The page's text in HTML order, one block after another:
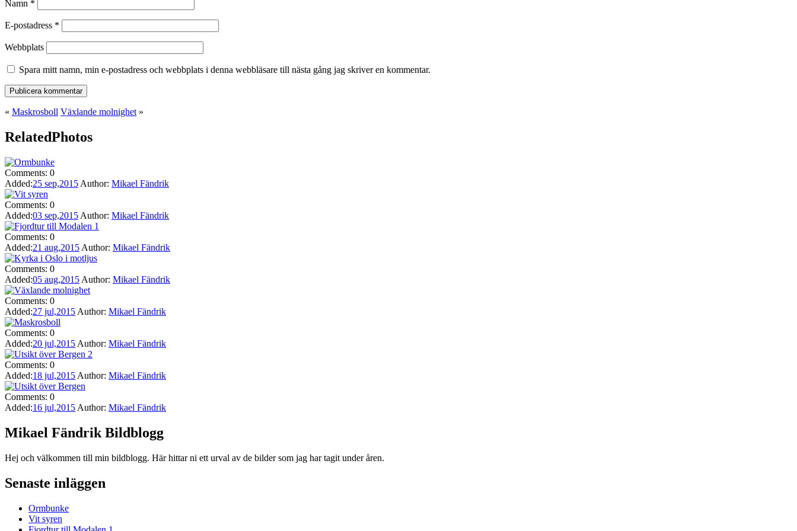
Namn *
E-postadress *
Webbplats
Spara mitt namn, min e-postadress och webbplats i denna webbläsare till nästa gång jag skriver en kommentar.
« Maskrosboll Växlande molnighet »
RelatedPhotos
Comments: 0
Added:25 sep,2015 Author: Mikael Fändrik
Comments: 0
Added:03 sep,2015 Author: Mikael Fändrik
Comments: 0
Added:21 aug,2015 Author: Mikael Fändrik
Comments: 0
Added:05 aug,2015 Author: Mikael Fändrik
Comments: 0
Added:27 jul,2015 Author: Mikael Fändrik
Comments: 0
Added:20 jul,2015 Author: Mikael Fändrik
Comments: 0
Added:18 jul,2015 Author: Mikael Fändrik
Comments: 0
Added:16 jul,2015 Author: Mikael Fändrik
Mikael Fändrik Bildblogg
Hej och välkommen till min bildblogg. Här hittar ni ett urval av de bilder som jag har tagit under åren.
Senaste inläggen
Ormbunke
Vit syren